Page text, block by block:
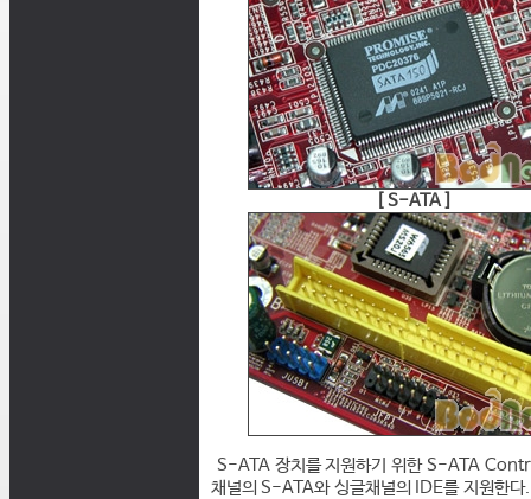
[ S-ATA ]
S-ATA 장치를 지원하기 위한 S-ATA
채널의 S-ATA와 싱글채널의 IDE를 지원한